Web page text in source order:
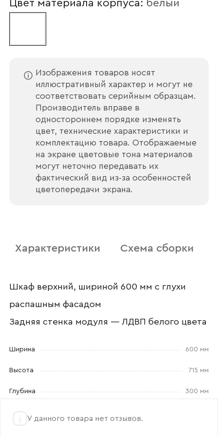
Цвет материала корпуса: белый
Изображения товаров носят
иллюстративный характер и могут не
соответствовать серийным образцам.
Производитель вправе в
одностороннем порядке изменять
цвет, технические характеристики и
комплектацию товара. Отображаемые
на экране цветовые тона материалов
могут неточно передавать их
фактический вид из‑за особенностей
цветопередачи экрана.
Характеристики Схема сборки
Шкаф верхний, шириной 600 мм с глухи
распашным фасадом
Задняя стенка модуля — ЛДВП белого цвета
Ширина 600 мм
Высота 715 мм
Глубина 300 мм
У данного товара нет отзывов.
Ваш email
Номер телефона
Прикрепите логотип
компании
Отправить